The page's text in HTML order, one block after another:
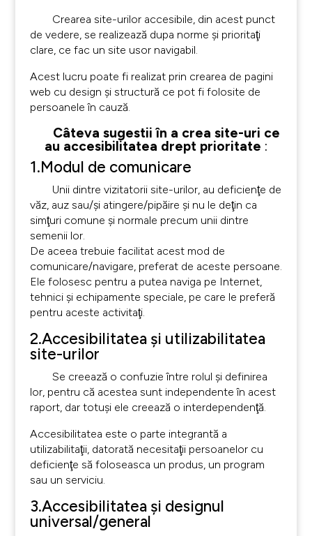
Crearea site-urilor accesibile, din acest punct
de vedere, se realizează dupa norme şi prioritaţi
clare, ce fac un site usor navigabil.
Acest lucru poate fi realizat prin crearea de pagini
web cu design şi structură ce pot fi folosite de
persoanele în cauză.
Câteva sugestii în a crea site-uri ce
au accesibilitatea drept prioritate :
1.Modul de comunicare
Unii dintre vizitatorii site-urilor, au deficienţe de
văz, auz sau/şi atingere/pipăire şi nu le deţin ca
simţuri comune şi normale precum unii dintre
semenii lor.
De aceea trebuie facilitat acest mod de
comunicare/navigare, preferat de aceste persoane.
Ele folosesc pentru a putea naviga pe Internet,
tehnici şi echipamente speciale, pe care le preferă
pentru aceste activitaţi.
2.Accesibilitatea şi utilizabilitatea
site-urilor
Se creează o confuzie între rolul şi definirea
lor, pentru că acestea sunt independente în acest
raport, dar totuşi ele creează o interdependenţă.
Accesibilitatea este o parte integrantă a
utilizabilitaţii, datorată necesitaţii persoanelor cu
deficienţe să foloseasca un produs, un program
sau un serviciu.
3.Accesibilitatea şi designul
universal/general